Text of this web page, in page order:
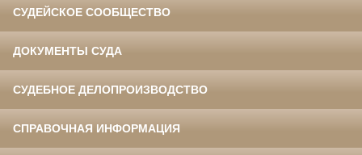
СУДЕЙСКОЕ СООБЩЕСТВО
ДОКУМЕНТЫ СУДА
СУДЕБНОЕ ДЕЛОПРОИЗВОДСТВО
СПРАВОЧНАЯ ИНФОРМАЦИЯ